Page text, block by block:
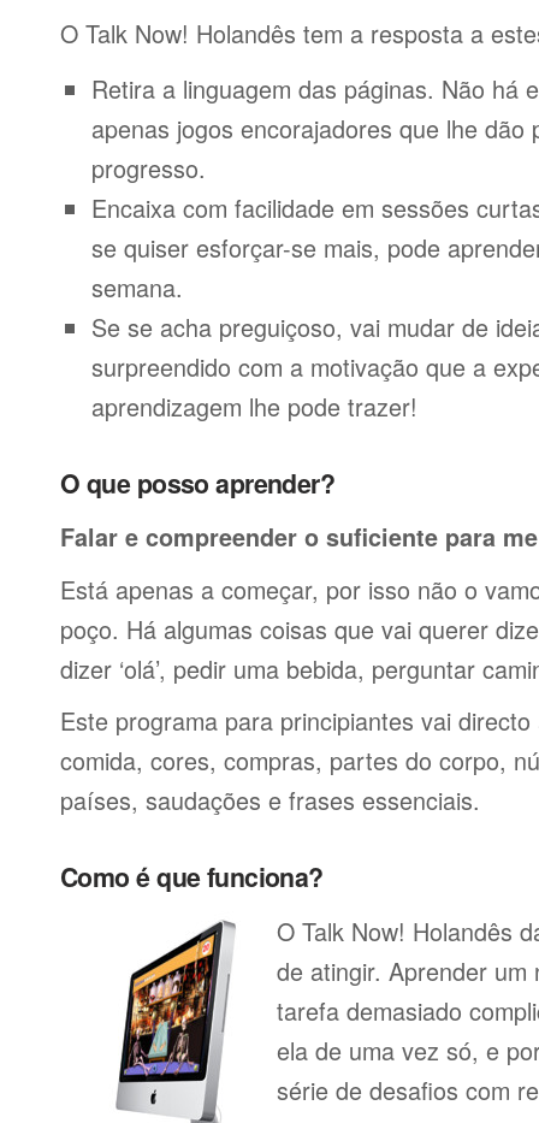
O Talk Now! Holandês tem a resposta a
Retira a linguagem das páginas. Não há
apenas jogos encorajadores que lhe dão
progresso.
Encaixa com facilidade em sessões
se quiser esforçar-se mais, pode
semana.
Se se acha preguiçoso, vai mudar de
surpreendido com a motivação que a
aprendizagem lhe pode trazer!
O que posso aprender?
Falar e compreender o suficiente para
Está apenas a começar, por isso não o
poço. Há algumas coisas que vai querer
dizer ‘olá’, pedir uma bebida, perguntar
Este programa para principiantes vai
comida, cores, compras, partes do corpo,
países, saudações e frases essenciais.
Como é que funciona?
O Talk Now! Holandês
de atingir. Aprender um
tarefa demasiado
ela de uma vez só, e
série de desafios com